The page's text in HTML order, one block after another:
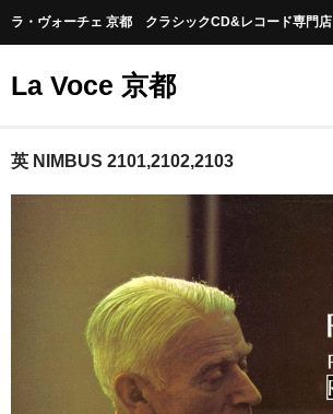
ラ・ヴォーチェ 京都 クラシックCD&レコード専門店
La Voce 京都
CATALOG LP
室内楽曲
英 NIMBUS 2101,2102,2103